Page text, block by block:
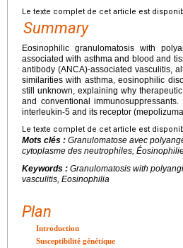
Le texte complet de cet article est
Summary
Eosinophilic granulomatosis with
associated with asthma and blood and
antibody (ANCA)-associated vasculitis,
similarities with asthma, eosinophilic
still unknown, explaining why
and conventional
interleukin-5 and its receptor
Le texte complet de cet article est
Mots clés : Granulomatose avec
cytoplasme des neutrophiles,
Keywords : Granulomatosis with
vasculitis, Eosinophilia
Plan
Introduction
Susceptibilité génétique